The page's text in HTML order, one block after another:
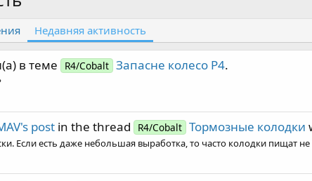
Недавняя активность
в теме R4/Cobalt Запасне колесо Р4.
post in the thread R4/Cobalt Тормозные колодки
Если есть даже небольшая выработка, то часто колодки пищат